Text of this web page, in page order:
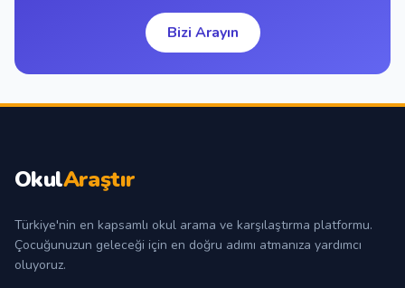
Bizi Arayın
OkulAraştır
Türkiye'nin en kapsamlı okul arama ve karşılaştırma platformu.
Çocuğunuzun geleceği için en doğru adımı atmanıza yardımcı
oluyoruz.